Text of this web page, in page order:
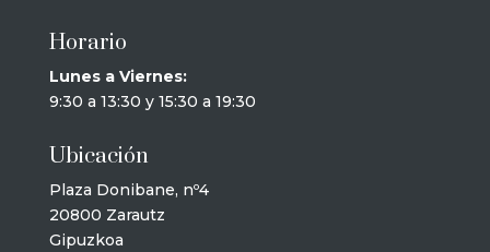
Horario
Lunes a Viernes:
9:30 a 13:30 y 15:30 a 19:30
Ubicación
Plaza Donibane, nº4
20800 Zarautz
Gipuzkoa